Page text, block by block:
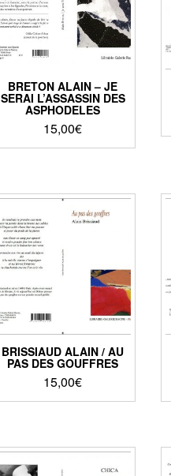
BRETON ALAIN – JE
SERAI L’ASSASSIN DES
ASPHODELES
15,00€
BRISSIAUD ALAIN / AU
PAS DES GOUFFRES
15,00€